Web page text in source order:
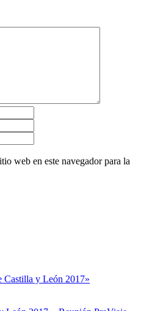
web en este navegador para la
Castilla y León 2017»